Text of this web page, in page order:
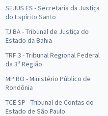
SEJUS ES - Secretaria da Justiça
do Espírito Santo
TJ BA - Tribunal de Justiça do
Estado da Bahia
TRF 3 - Tribunal Regional Federal
da 3ª Região
MP RO - Ministério Público de
Rondônia
TCE SP - Tribunal de Contas do
Estado de São Paulo